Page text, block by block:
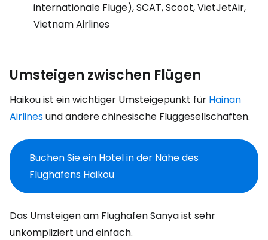
internationale Flüge), SCAT, Scoot, VietJetAir,
Vietnam Airlines
Umsteigen zwischen Flügen
Haikou ist ein wichtiger Umsteigepunkt für Hainan
Airlinesund andere chinesische Fluggesellschaften.
Buchen Sie ein Hotel in der Nähe des
Flughafens Haikou
Das Umsteigen am Flughafen Sanya ist sehr
unkompliziert und einfach.